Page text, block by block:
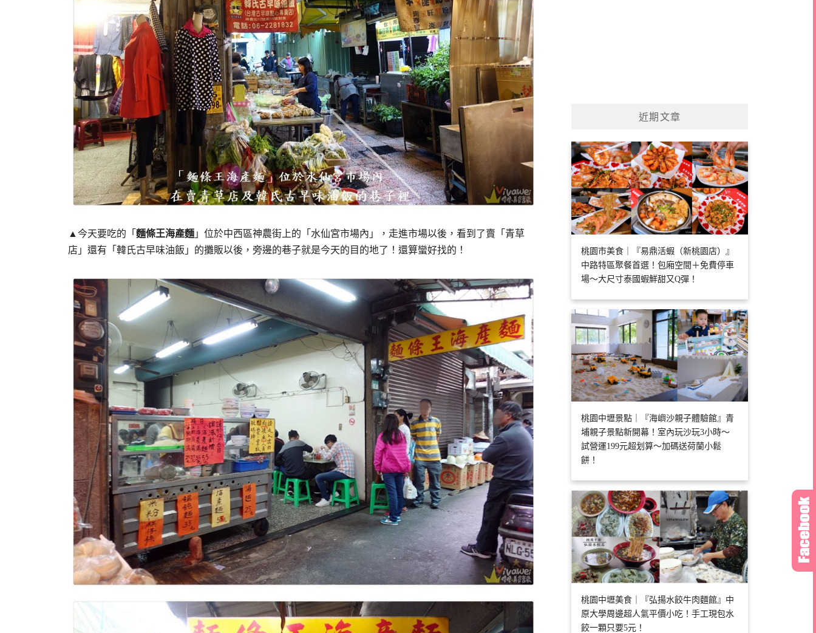
▲今天要吃的「 麵條王海產麵 」位於中西區神農街上的「水仙宮市場內」，走進市場以後，看到了賣「青草
店」還有「韓氏古早味油飯」的攤販以後，旁邊的巷子就是今天的目的地了！還算蠻好找的！
近期文章
桃園市美食｜『易鼎活蝦（新桃園店）』
中路特區聚餐首選！包廂空間＋免費停車
場～大尺寸泰國蝦鮮甜又Q彈！
桃園中壢景點｜『海嶼沙親子體驗館』青
埔親子景點新開幕！室內玩沙玩3小時～
試營運199元超划算～加碼送荷蘭小鬆
餅！
桃園中壢美食｜『弘揚水餃牛肉麵館』中
原大學周邊超人氣平價小吃！手工現包水
餃一顆只要5元！